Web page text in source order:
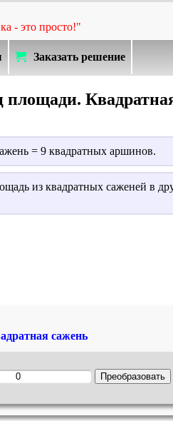
- это просто!"
Заказать решение
площади.
= 9 квадратных аршинов.
из квадратных саженей в
сажень